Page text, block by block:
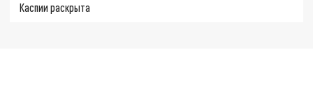
Каспии раскрыта